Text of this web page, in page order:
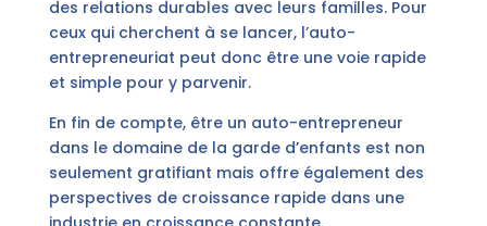
des relations durables avec leurs familles. Pour
ceux qui cherchent à se lancer, l’auto-
entrepreneuriat peut donc être une voie rapide
et simple pour y parvenir.
En fin de compte, être un auto-entrepreneur
dans le domaine de la garde d’enfants est non
seulement gratifiant mais offre également des
perspectives de croissance rapide dans une